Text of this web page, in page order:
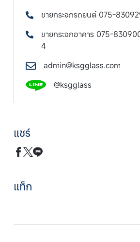
ขายกระจกรถยนต์ 075-
ขายกระจกอาคาร 075-
4
admin@ksgglass.com
@ksgglass
แชร์
แท็ก